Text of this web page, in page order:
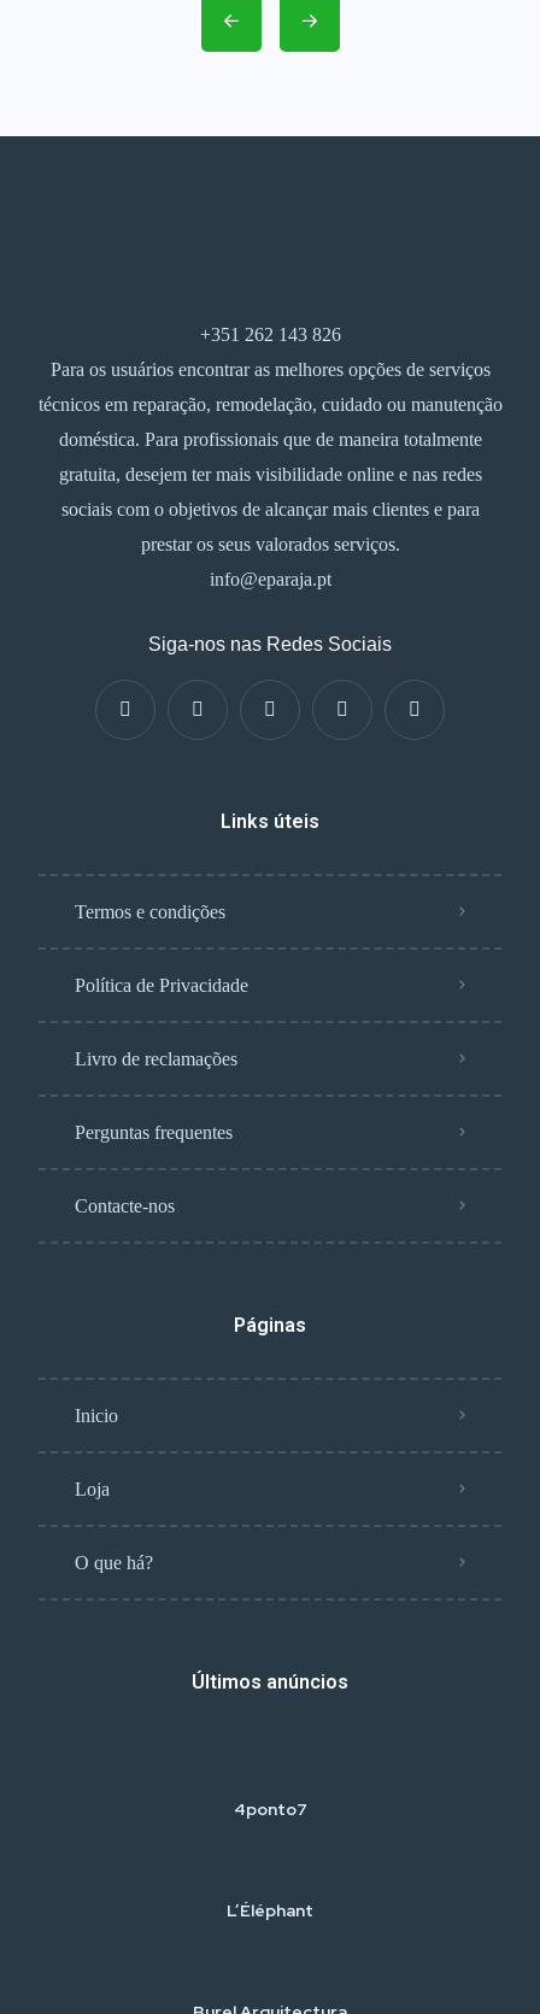
+351 262 143 826
Para os usuários encontrar as melhores opções de serviços
técnicos em reparação, remodelação, cuidado ou manutenção
doméstica. Para profissionais que de maneira totalmente
gratuita, desejem ter mais visibilidade online e nas redes
sociais com o objetivos de alcançar mais clientes e para
prestar os seus valorados serviços.
info@eparaja.pt
Siga-nos nas Redes Sociais
Links úteis
Termos e condições
Política de Privacidade
Livro de reclamações
Perguntas frequentes
Contacte-nos
Páginas
Inicio
Loja
O que há?
Últimos anúncios
4ponto7
L’Éléphant